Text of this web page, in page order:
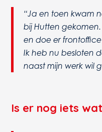
“Ja en toen kwam
bij Hutten
en doe er
Ik heb nu besloten
naast mijn werk wil
Is er nog iets